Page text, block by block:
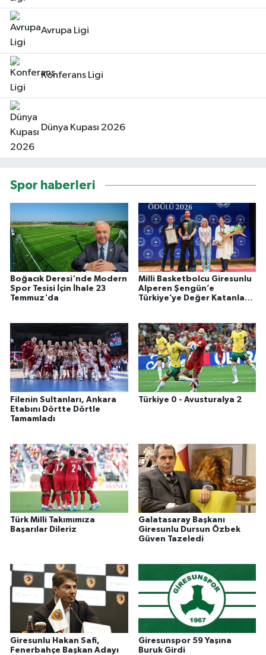
Avrupa Ligi
Konferans Ligi
Dünya Kupası 2026
Spor haberleri
Boğacık Deresi'nde Modern
Spor Tesisi İçin İhale 23
Temmuz'da
Milli Basketbolcu Giresunlu
Alperen Şengün’e
Türkiye’ye Değer Katanlar
Filenin Sultanları, Ankara
Etabını Dörtte Dörtle
Tamamladı
Türkiye 0 - Avusturalya 2
Türk Milli Takımımıza
Başarılar Dileriz
Galatasaray Başkanı
Giresunlu Dursun Özbek
Güven Tazeledi
Giresunlu Hakan Safi,
Fenerbahçe Başkan Adayı
Giresunspor 59 Yaşına
Buruk Girdi